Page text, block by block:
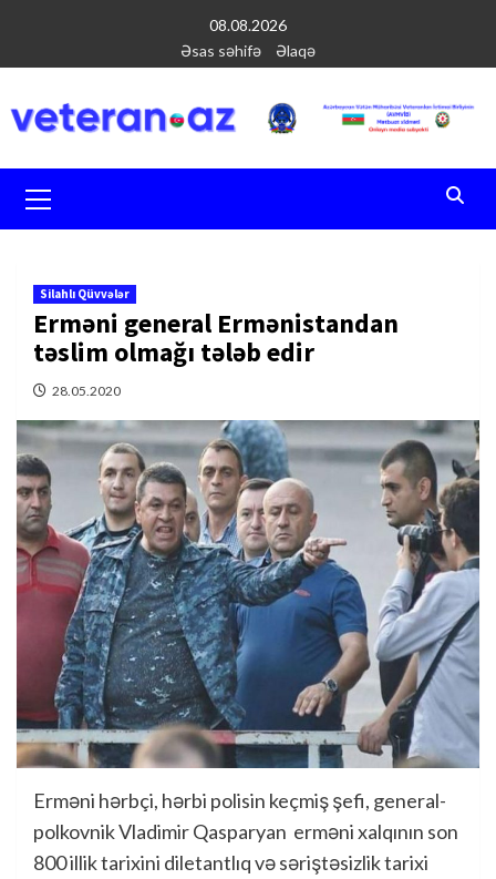
содержимому
08.08.2026
Əsas səhifə
Əlaqə
меню
Silahlı Qüvvələr
Erməni general Ermənistandan
təslim olmağı tələb edir
28.05.2020
Erməni hərbçi, hərbi polisin keçmiş şefi, general-
polkovnik Vladimir Qasparyan erməni xalqının son
800 illik tarixini diletantlıq və səriştəsizlik tarixi